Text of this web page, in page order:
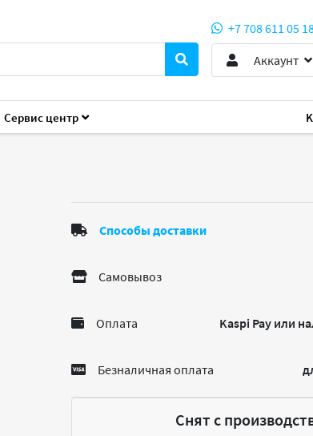
+7 708 611 05
Аккаунт
Сервис центр
Top Load 15,6''
Способы доставки
Самовывоз
Оплата Kaspi Pay или
Безналичная оплата
Снят с